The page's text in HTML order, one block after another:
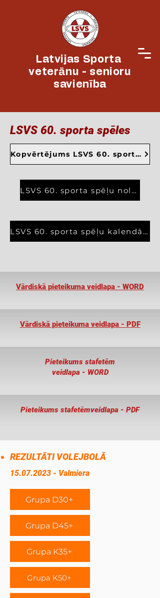
Latvijas Sporta
veterānu - senioru
savienība
LSVS 60. sporta spēles
Kopvērtējums LSVS 60. sporta spēlēm uz 28.08.2023 (3 lpp)
LSVS 60. sporta spēļu nolikums
LSVS 60. sporta spēļu kalendārs
Vārdiskā pieteikuma veidlapa - WORD
Vārdiskā pieteikuma veidlapa - PDF
Pieteikums stafetēm
veidlapa - WORD
Pieteikums stafetēmveidlapa - PDF
REZULTĀTI VOLEJBOLĀ
15.07.2023 - Valmiera
Grupa D30+
Grupa D45+
Grupa K35+
Grupa K50+